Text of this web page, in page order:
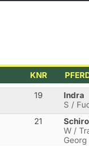
KNR
19
Indra
S /
21
W /
Georg